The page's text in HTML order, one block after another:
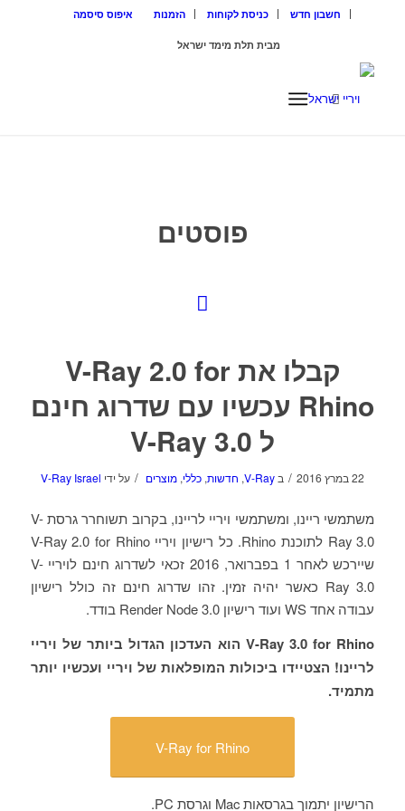
חשבון חדש כניסת לקוחות הזמנות איפוס סיסמה
מבית תלת מימד ישראל
פוסטים
קבלו את V-Ray 2.0 for
Rhino עכשיו עם שדרוג חינם
ל V-Ray 3.0
22 במרץ 2016 / בV-Ray
, חדשות, כללי, מוצרים / על ידי V-Ray Israel
משתמשי ריינו, ומשתמשי ויריי לריינו, בקרוב תשוחרר גרסת V-
Ray 3.0 לתוכנת Rhino. כל רישיון ויריי V-Ray 2.0 for Rhino
שיירכש לאחר 1 בפברואר, 2016 זכאי לשדרוג חינם לויריי V-
Ray 3.0 כאשר יהיה זמין. זהו שדרוג חינם זה כולל רישיון
עבודה אחד WS ועוד רישיון Render Node 3.0 בודד.
V-Ray 3.0 for Rhino הוא העדכון הגדול ביותר של ויריי
לריינו! הצטיידו ביכולות המופלאות של ויריי ועכשיו יותר
מתמיד.
V-Ray for Rhino
הרישיון יתמוך בגרסאות Mac וגרסת PC.